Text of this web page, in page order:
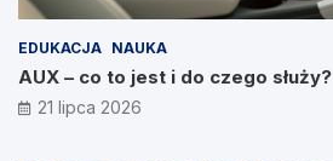
EDUKACJA NAUKA
AUX – co to jest i do czego służy?
21 lipca 2026